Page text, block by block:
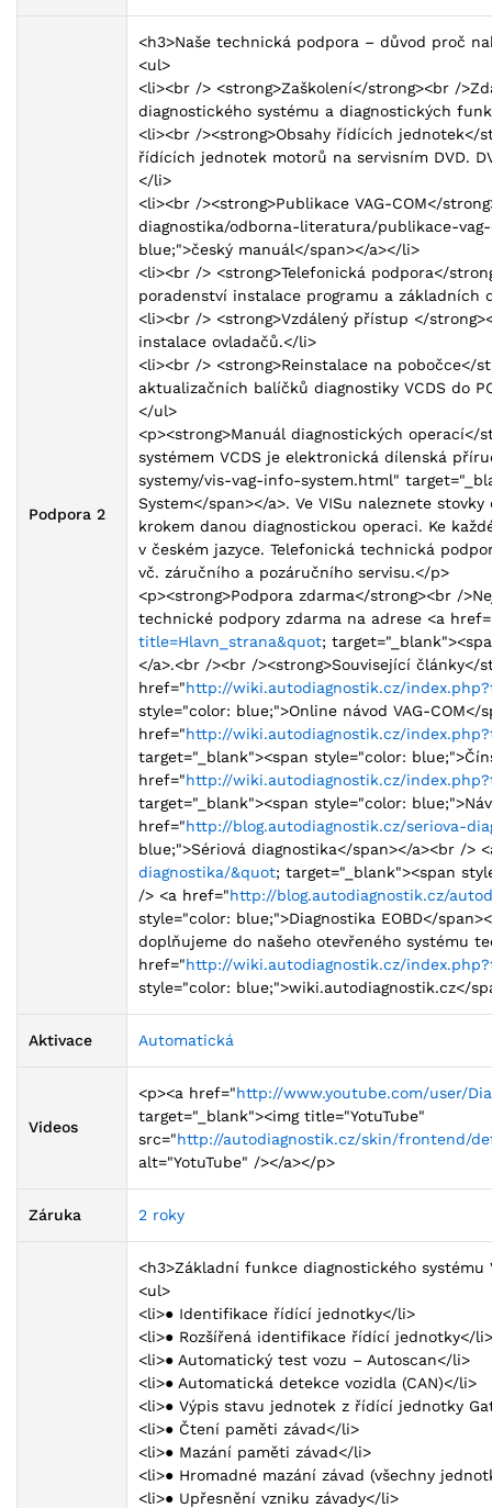
Podpora 2
<h3>Naše technická podpora – důvod proč
<ul>
<li><br /> <strong>Zaškolení</strong><br /
diagnostického systému a diagnostických
<li><br /><strong>Obsahy řídících jednotek</
řídících jednotek motorů na servisním DVD.
</li>
<li><br /><strong>Publikace VAG-COM</
diagnostika/odborna-literatura/publikace-
blue;">český manuál</span></a></li>
<li><br /> <strong>Telefonická podpora</
poradenství instalace programu a základních
<li><br /> <strong>Vzdálený přístup </
instalace ovladačů.</li>
<li><br /> <strong>Reinstalace na pobočce</
aktualizačních balíčků diagnostiky VCDS do
</ul>
<p><strong>Manuál diagnostických
systémem VCDS je elektronická dílenská
systemy/vis-vag-info-system.html"
System</span></a>. Ve VISu naleznete
krokem danou diagnostickou operaci. Ke
v českém jazyce. Telefonická technická
vč. záručního a pozáručního servisu.</p>
<p><strong>Podpora zdarma</strong><br /
technické podpory zdarma na adrese <a
title=Hlavn_strana&quot;
</a>.<br /><br /><strong>Související články</
href="http://wiki.autodiagnostik.cz/
style="color: blue;">Online návod VAG-COM</
href="http://wiki.autodiagnostik.cz/
target="_blank"><span style="color:
href="http://wiki.autodiagnostik.cz/
target="_blank"><span style="color:
href="http://blog.autodiagnostik.cz/seriova-
blue;">Sériová diagnostika</span></a><br />
diagnostika/&quot; target="_blank"><span
/> <a href="http://blog.autodiagnostik.cz/
style="color: blue;">Diagnostika EOBD</
doplňujeme do našeho otevřeného systému
href="http://wiki.autodiagnostik.cz/
style="color: blue;">wiki.autodiagnostik.cz</
Aktivace Automatická
Videos
<p><a href="http://www.youtube.com/user/
target="_blank"><img title="YotuTube"
src="http://autodiagnostik.cz/skin/frontend/
alt="YotuTube" /></a></p>
Záruka 2 roky
<h3>Základní funkce diagnostického systému
<ul>
<li>● Identifikace řídící jednotky</li>
<li>● Rozšířená identifikace řídící jednotky</li>
<li>● Automatický test vozu – Autoscan</li>
<li>● Automatická detekce vozidla (CAN)</li>
<li>● Výpis stavu jednotek z řídící jednotky
<li>● Čtení paměti závad</li>
<li>● Mazání paměti závad</li>
<li>● Hromadné mazání závad (všechny
<li>● Upřesnění vzniku závady</li>